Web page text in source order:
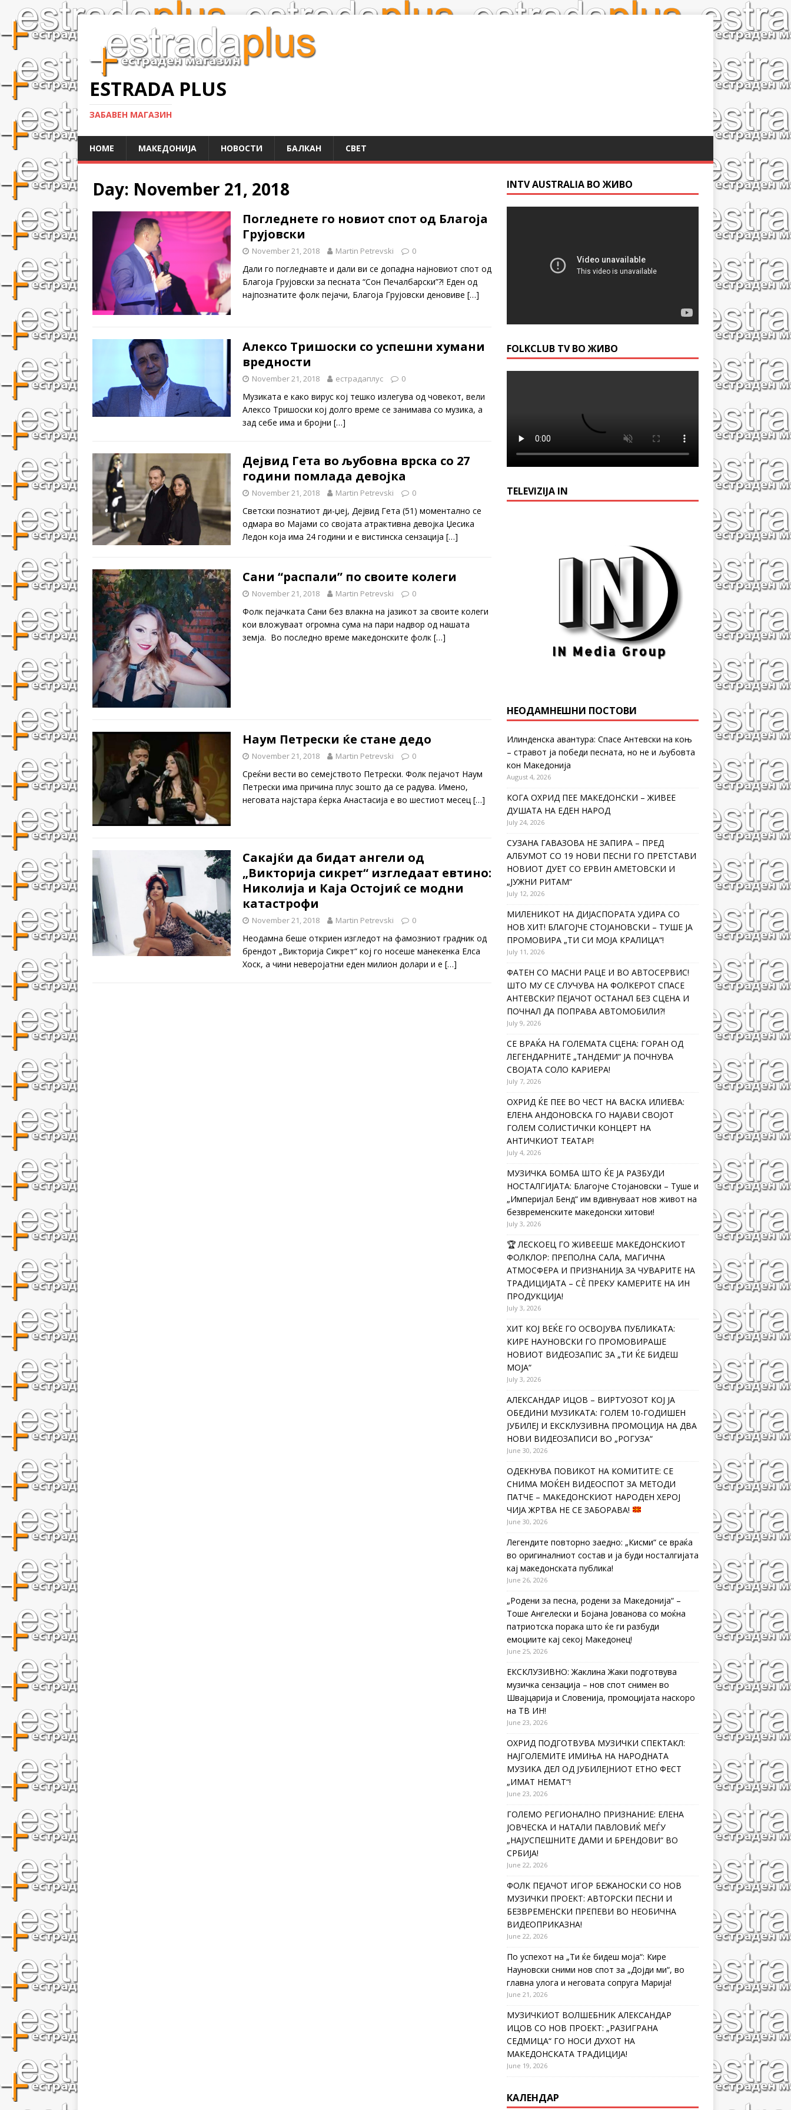
ESTRADA PLUS
ЗАБАВЕН МАГАЗИН
HOME МАКЕДОНИЈА НОВОСТИ БАЛКАН СВЕТ
Day: November 21, 2018
Погледнете го новиот спот од Благоја
Грујовски
November 21, 2018 Martin Petrevski 0
Дали го погледнавте и дали ви се допадна најновиот спот од
Благоја Грујовски за песната “Сон Печалбарски”?! Еден од
најпознатите фолк пејачи, Благоја Грујовски деновиве […]
Алексо Тришоски со успешни хумани
вредности
November 21, 2018 естрадаплус 0
Музиката е како вирус кој тешко излегува од човекот, вели
Алексо Тришоски кој долго време се занимава со музика, а
зад себе има и бројни […]
Дејвид Гета во љубовна врска со 27
години помлада девојка
November 21, 2018 Martin Petrevski 0
Светски познатиот ди-џеј, Дејвид Гета (51) моментално се
одмара во Мајами со својата атрактивна девојка Џесика
Ледон која има 24 години и е вистинска сензација […]
Сани “распали” по своите колеги
November 21, 2018 Martin Petrevski 0
Фолк пејачката Сани без влакна на јазикот за своите колеги
кои вложуваат огромна сума на пари надвор од нашата
земја. Во последно време македонските фолк […]
Наум Петрески ќе стане дедо
November 21, 2018 Martin Petrevski 0
Среќни вести во семејството Петрески. Фолк пејачот Наум
Петрески има причина плус зошто да се радува. Имено,
неговата најстара ќерка Анастасија е во шестиот месец […]
Сакајќи да бидат ангели од
„Викторија сикрет“ изгледаат евтино:
Николија и Каја Остојиќ се модни
катастрофи
November 21, 2018 Martin Petrevski 0
Неодамна беше откриен изгледот на фамозниот градник од
брендот „Викторија Сикрет“ кој го носеше манекенка Елса
Хоск, а чини неверојатни еден милион долари и е […]
INTV AUSTRALIA ВО ЖИВО
FOLKCLUB TV ВО ЖИВО
TELEVIZIJA IN
НЕОДАМНЕШНИ ПОСТОВИ
Илинденска авантура: Спасе Антевски на коњ
– стравот ја победи песната, но не и љубовта
кон Македонија
August 4, 2026
КОГА ОХРИД ПЕЕ МАКЕДОНСКИ – ЖИВЕЕ
ДУШАТА НА ЕДЕН НАРОД
July 24, 2026
СУЗАНА ГАВАЗОВА НЕ ЗАПИРА – ПРЕД
АЛБУМОТ СО 19 НОВИ ПЕСНИ ГО ПРЕТСТАВИ
НОВИОТ ДУЕТ СО ЕРВИН АМЕТОВСКИ И
„ЈУЖНИ РИТАМ“
July 12, 2026
МИЛЕНИКОТ НА ДИЈАСПОРАТА УДИРА СО
НОВ ХИТ! БЛАГОЈЧЕ СТОЈАНОВСКИ – ТУШЕ ЈА
ПРОМОВИРА „ТИ СИ МОЈА КРАЛИЦА“!
July 11, 2026
ФАТЕН СО МАСНИ РАЦЕ И ВО АВТОСЕРВИС!
ШТО МУ СЕ СЛУЧУВА НА ФОЛКЕРОТ СПАСЕ
АНТЕВСКИ? ПЕЈАЧОТ ОСТАНАЛ БЕЗ СЦЕНА И
ПОЧНАЛ ДА ПОПРАВА АВТОМОБИЛИ?!
July 9, 2026
СЕ ВРАЌА НА ГОЛЕМАТА СЦЕНА: ГОРАН ОД
ЛЕГЕНДАРНИТЕ „ТАНДЕМИ“ ЈА ПОЧНУВА
СВОЈАТА СОЛО КАРИЕРА!
July 7, 2026
ОХРИД ЌЕ ПЕЕ ВО ЧЕСТ НА ВАСКА ИЛИЕВА:
ЕЛЕНА АНДОНОВСКА ГО НАЈАВИ СВОЈОТ
ГОЛЕМ СОЛИСТИЧКИ КОНЦЕРТ НА
АНТИЧКИОТ ТЕАТАР!
July 4, 2026
МУЗИЧКА БОМБА ШТО ЌЕ ЈА РАЗБУДИ
НОСТАЛГИЈАТА: Благојче Стојановски – Туше и
„Империјал Бенд“ им вдивнуваат нов живот на
безвременските македонски хитови!
July 3, 2026
🏆 ЛЕСКОЕЦ ГО ЖИВЕЕШЕ МАКЕДОНСКИОТ
ФОЛКЛОР: ПРЕПОЛНА САЛА, МАГИЧНА
АТМОСФЕРА И ПРИЗНАНИЈА ЗА ЧУВАРИТЕ НА
ТРАДИЦИЈАТА – СÈ ПРЕКУ КАМЕРИТЕ НА ИН
ПРОДУКЦИЈА!
July 3, 2026
ХИТ КОЈ ВЕЌЕ ГО ОСВОЈУВА ПУБЛИКАТА:
КИРЕ НАУНОВСКИ ГО ПРОМОВИРАШЕ
НОВИОТ ВИДЕОЗАПИС ЗА „ТИ ЌЕ БИДЕШ
МОЈА“
July 3, 2026
АЛЕКСАНДАР ИЦОВ – ВИРТУОЗОТ КОЈ ЈА
ОБЕДИНИ МУЗИКАТА: ГОЛЕМ 10-ГОДИШЕН
ЈУБИЛЕЈ И ЕКСКЛУЗИВНА ПРОМОЦИЈА НА ДВА
НОВИ ВИДЕОЗАПИСИ ВО „РОГУЗА“
June 30, 2026
ОДЕКНУВА ПОВИКОТ НА КОМИТИТЕ: СЕ
СНИМА МОЌЕН ВИДЕОСПОТ ЗА МЕТОДИ
ПАТЧЕ – МАКЕДОНСКИОТ НАРОДЕН ХЕРОЈ
ЧИЈА ЖРТВА НЕ СЕ ЗАБОРАВА!
June 30, 2026
Легендите повторно заедно: „Кисми“ се враќа
во оригиналниот состав и ја буди носталгијата
кај македонската публика!
June 26, 2026
„Родени за песна, родени за Македонија“ –
Тоше Ангелески и Бојана Јованова со моќна
патриотска порака што ќе ги разбуди
емоциите кај секој Македонец!
June 25, 2026
ЕКСКЛУЗИВНО: Жаклина Жаки подготвува
музичка сензација – нов спот снимен во
Швајцарија и Словенија, промоцијата наскоро
на ТВ ИН!
June 23, 2026
ОХРИД ПОДГОТВУВА МУЗИЧКИ СПЕКТАКЛ:
НАЈГОЛЕМИТЕ ИМИЊА НА НАРОДНАТА
МУЗИКА ДЕЛ ОД ЈУБИЛЕЈНИОТ ЕТНО ФЕСТ
„ИМАТ НЕМАТ“!
June 23, 2026
ГОЛЕМО РЕГИОНАЛНО ПРИЗНАНИЕ: ЕЛЕНА
ЈОВЧЕСКА И НАТАЛИ ПАВЛОВИЌ МЕЃУ
„НАЈУСПЕШНИТЕ ДАМИ И БРЕНДОВИ“ ВО
СРБИЈА!
June 22, 2026
ФОЛК ПЕЈАЧОТ ИГОР БЕЖАНОСКИ СО НОВ
МУЗИЧКИ ПРОЕКТ: АВТОРСКИ ПЕСНИ И
БЕЗВРЕМЕНСКИ ПРЕПЕВИ ВО НЕОБИЧНА
ВИДЕОПРИКАЗНА!
June 22, 2026
По успехот на „Ти ќе бидеш моја“: Кире
Науновски сними нов спот за „Дојди ми“, во
главна улога и неговата сопруга Марија!
June 21, 2026
МУЗИЧКИОТ ВОЛШЕБНИК АЛЕКСАНДАР
ИЦОВ СО НОВ ПРОЕКТ: „РАЗИГРАНА
СЕДМИЦА“ ГО НОСИ ДУХОТ НА
МАКЕДОНСКАТА ТРАДИЦИЈА!
June 19, 2026
КАЛЕНДАР